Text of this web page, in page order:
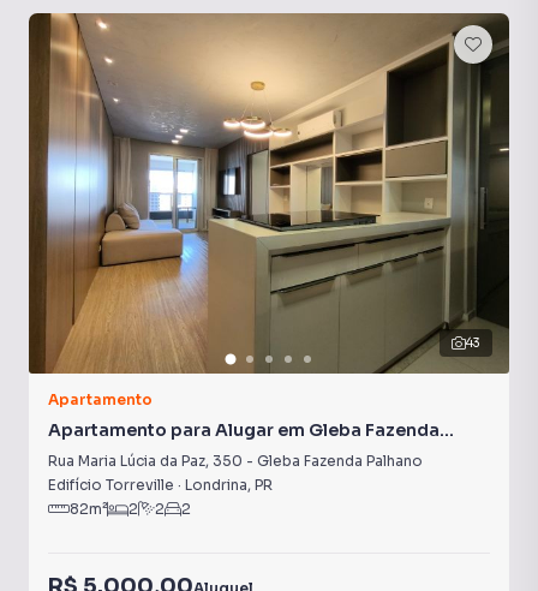
Armário no Quarto
Aquecimento a Gás
Andar Alto
43
Apartamento
Apartamento para Alugar em Gleba Fazenda
Palhano
Rua Maria Lúcia da Paz, 350 - Gleba Fazenda Palhano
Edifício Torreville · Londrina, PR
82m² 2 2 2
R$ 5.000,00Aluguel